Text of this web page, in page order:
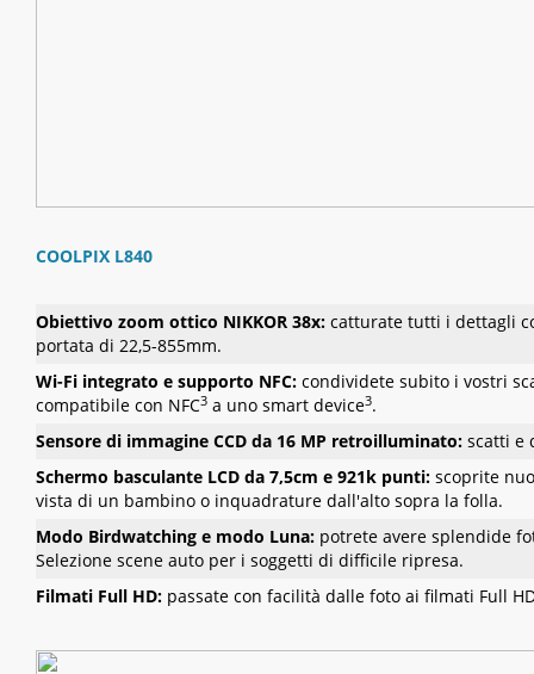
COOLPIX L840
Obiettivo zoom ottico NIKKOR 38x: catturate tutti i dettagli
portata di 22,5-855mm.
Wi-Fi integrato e supporto NFC: condividete subito i vostri
compatibile con NFC3 a uno smart device3.
Sensore di immagine CCD da 16 MP retroilluminato: scatti e
Schermo basculante LCD da 7,5cm e 921k punti: scoprite
vista di un bambino o inquadrature dall'alto sopra la folla.
Modo Birdwatching e modo Luna: potrete avere splendide
Selezione scene auto per i soggetti di difficile ripresa.
Filmati Full HD: passate con facilità dalle foto ai filmati Full